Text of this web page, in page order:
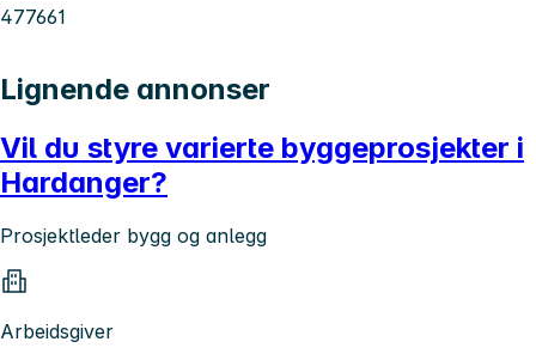
477661
Lignende annonser
Vil du styre varierte byggeprosjekter i
Hardanger?
Prosjektleder bygg og anlegg
Arbeidsgiver